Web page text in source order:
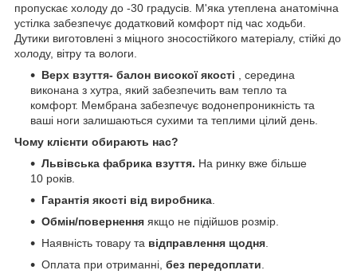
пропускає холоду до -30 градусів. М'яка утеплена анатомічна
устілка забезпечує додатковий комфорт під час ходьби.
Дутики виготовлені з міцного зносостійкого матеріалу, стійкі до
холоду, вітру та вологи.
Верх взуття- балон високої якості , середина
виконана з хутра, який забезпечить вам тепло та
комфорт. Мембрана забезпечує водонепроникність та
ваші ноги залишаються сухими та теплими цілий день.
Чому клієнти обирають нас?
Львівська фабрика взуття. На ринку вже більше
10 років.
Гарантія якості від виробника
Обмін/повернення якщо не підійшов розмір.
Наявність товару та відправлення щодня
Оплата при отриманні, без передоплати